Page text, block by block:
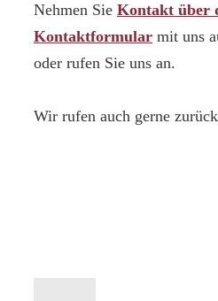
Nehmen Sie Kontakt über
Kontaktformular mit uns
oder rufen Sie uns an.
Wir rufen auch gerne